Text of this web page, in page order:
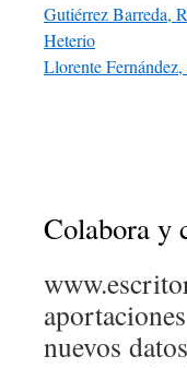
Gutiérrez Barreda,
Heterio
Llorente
Colabora y
nuevos